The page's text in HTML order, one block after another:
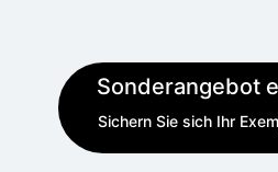
Sonderangebot
Sichern Sie sich Ihr